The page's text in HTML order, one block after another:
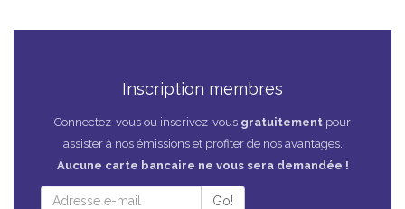
Inscription membres
Connectez-vous ou inscrivez-vous gratuitement pour
assister à nos émissions et profiter de nos avantages.
Aucune carte bancaire ne vous sera demandée !
Go!